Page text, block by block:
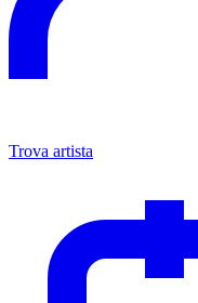
Trova artista